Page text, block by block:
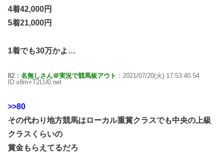
4着42,000円
5着21,000円
1着でも30万かよ…
82： 名無しさん＠実況で競馬板アウト ：2021/07/20(火) 17:53:40.54
ID:x8m+T2LU0.net
>>80
その代わり地方競馬はローカル重賞クラスでも中央の上級
クラスくらいの
賞金もらえてるだろ